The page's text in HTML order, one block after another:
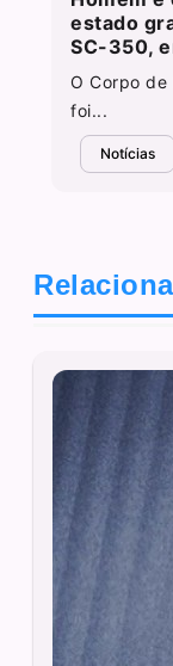
estado
SC-350,
O Corpo de
foi...
Notícias